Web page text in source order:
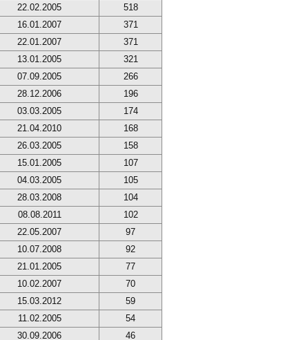
22.02.2005
518
16.01.2007
371
22.01.2007
371
13.01.2005
321
07.09.2005
266
28.12.2006
196
03.03.2005
174
21.04.2010
168
26.03.2005
158
15.01.2005
107
04.03.2005
105
28.03.2008
104
08.08.2011
102
22.05.2007
97
10.07.2008
92
21.01.2005
77
10.02.2007
70
15.03.2012
59
11.02.2005
54
30.09.2006 46